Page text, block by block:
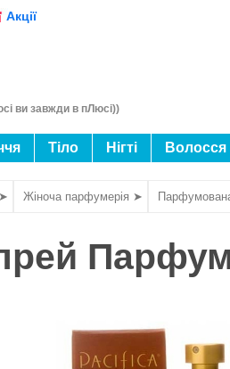
Акції
ви завжди в пЛюсі))
Тіло Нігті Волосся
Жіноча парфумерія ➤